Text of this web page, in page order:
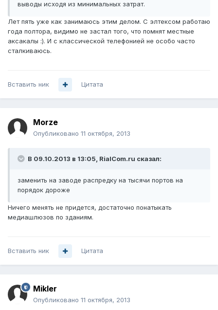
выводы исходя из минимальных затрат.
Лет пять уже как занимаюсь этим делом. С элтексом работаю
года полтора, видимо не застал того, что помнят местные
аксакалы :). И с классической телефонией не особо часто
сталкиваюсь.
Вставить ник Цитата
Morze
Опубликовано 11 октября, 2013
В 09.10.2013 в 13:05, RialCom.ru сказал:
заменить на заводе распредку на тысячи портов на
порядок дороже
Ничего менять не придется, достаточно понатыкать
медиашлюзов по зданиям.
Вставить ник Цитата
Mikler
Опубликовано 11 октября, 2013